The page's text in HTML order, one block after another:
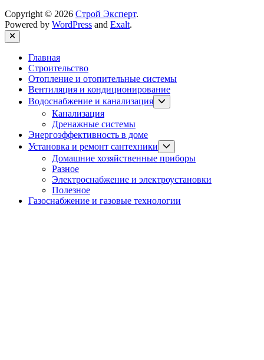
Copyright © 2026 Строй Эксперт.
Powered by WordPress and Exalt.
Close
Главная
Строительство
Отопление и отопительные системы
Вентиляция и кондиционирование
Водоснабжение и канализация
Show
sub
Канализация
Дренажные системы
Энергоэффективность в доме
Установка и ремонт сантехники
Show
sub
menu
Домашние хозяйственные приборы
Разное
Электроснабжение и электроустановки
Полезное
Газоснабжение и газовые технологии